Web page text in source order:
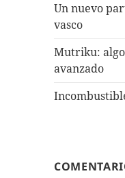
Un nuevo
vasco
Mutriku: algo
avanzado